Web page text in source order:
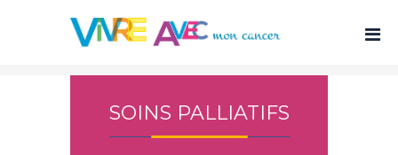
SOINS PALLIATIFS